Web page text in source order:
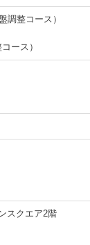
調整コース）
ース）
スクエア2階